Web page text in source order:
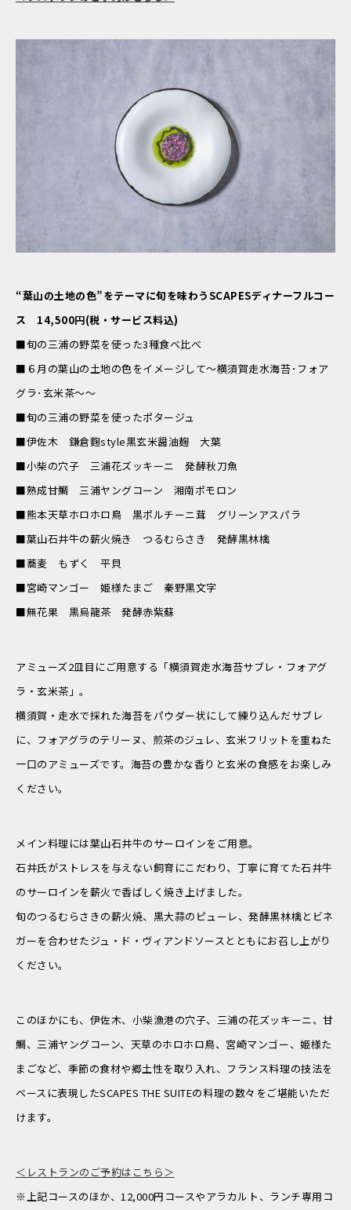
“葉山の土地の色”をテーマに旬を味わうSCAPESディナーフルコー
ス 14,500円(税・サービス料込)
■旬の三浦の野菜を使った3種食べ比べ
■６月の葉山の土地の色をイメージして～横須賀走水海苔･フォア
グラ･玄米茶～～
■旬の三浦の野菜を使ったポタージュ
■伊佐木 鎌倉麴style黒玄米醤油麹 大葉
■小柴の穴子 三浦花ズッキーニ 発酵秋刀魚
■熟成甘鯛 三浦ヤングコーン 湘南ポモロン
■熊本天草ホロホロ鳥 黒ポルチーニ茸 グリーンアスパラ
■葉山石井牛の薪火焼き つるむらさき 発酵黒林檎
■蕎麦 もずく 平貝
■宮崎マンゴー 姫様たまご 秦野黒文字
■無花果 黒烏龍茶 発酵赤紫蘇
アミューズ2皿目にご用意する「横須賀走水海苔サブレ・フォアグ
ラ・玄米茶」。
横須賀・走水で採れた海苔をパウダー状にして練り込んだサブレ
に、フォアグラのテリーヌ、煎茶のジュレ、玄米フリットを重ねた
一口のアミューズです。海苔の豊かな香りと玄米の食感をお楽しみ
ください。
メイン料理には葉山石井牛のサーロインをご用意。
石井氏がストレスを与えない飼育にこだわり、丁寧に育てた石井牛
のサーロインを薪火で香ばしく焼き上げました。
旬のつるむらさきの薪火焼、黒大蒜のピューレ、発酵黒林檎とビネ
ガーを合わせたジュ・ド・ヴィアンドソースとともにお召し上がり
ください。
このほかにも、伊佐木、小柴漁港の穴子、三浦の花ズッキーニ、甘
鯛、三浦ヤングコーン、天草のホロホロ鳥、宮崎マンゴー、姫様た
まごなど、季節の食材や郷土性を取り入れ、フランス料理の技法を
ベースに表現したSCAPES THE SUITEの料理の数々をご堪能いただ
けます。
＜レストランのご予約はこちら＞
※上記コースのほか、12,000円コースやアラカルト、ランチ専用コ